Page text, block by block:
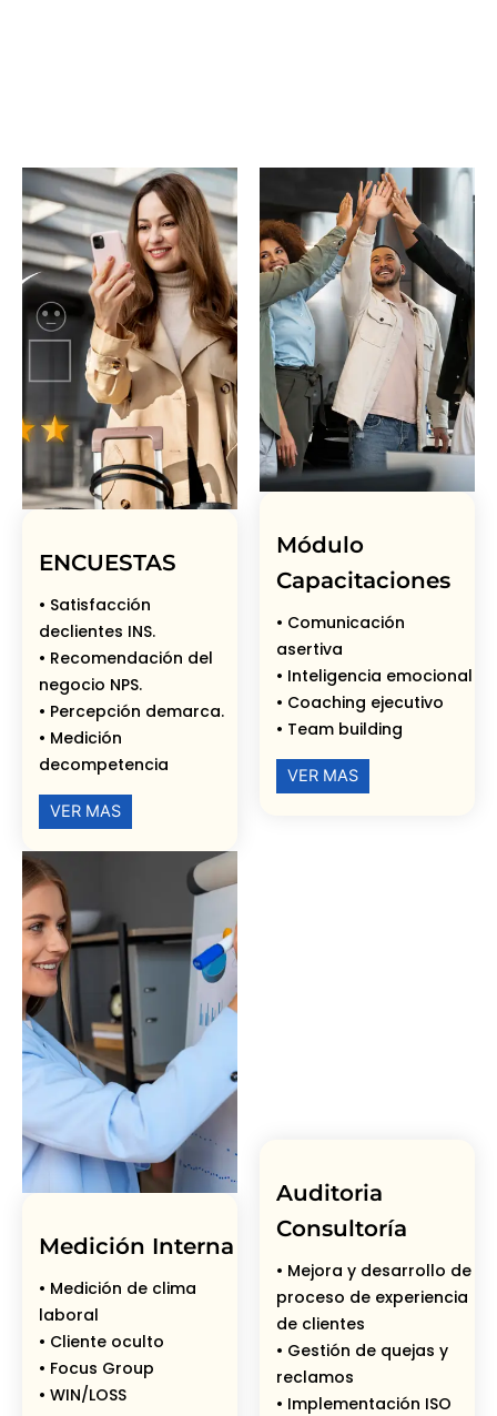
ENCUESTAS
• Satisfacción
declientes INS.
• Recomendación del
negocio NPS.
• Percepción demarca.
• Medición
decompetencia
VER MAS
Medición Interna
• Medición de clima
laboral
• Cliente oculto
• Focus Group
• WIN/LOSS
Módulo
Capacitaciones
• Comunicación
asertiva
• Inteligencia emocional
• Coaching ejecutivo
• Team building
VER MAS
Auditoria
Consultoría
• Mejora y desarrollo de
proceso de experiencia
de clientes
• Gestión de quejas y
reclamos
• Implementación ISO